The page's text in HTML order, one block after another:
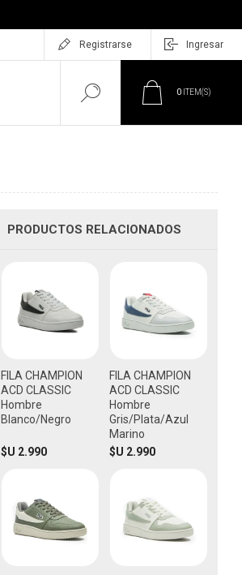
Registrarse Ingresar
0 ITEM(S)
PRODUCTOS RELACIONADOS
FILA CHAMPION
ACD CLASSIC
Hombre
Blanco/Negro
$U 2.990
FILA CHAMPION
ACD CLASSIC
Hombre
Gris/Plata/Azul
Marino
$U 2.990